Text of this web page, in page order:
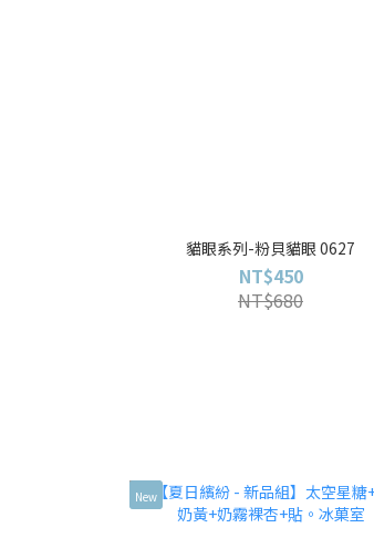
貓眼系列-粉貝貓眼 0627
NT$450
NT$680
New